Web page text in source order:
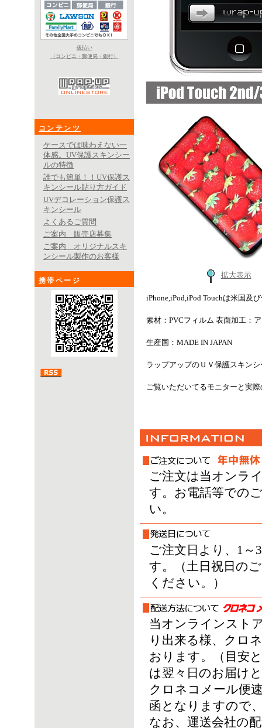
後払い
（コンビニ・郵便局・銀行）
コンテンツ
ケースでは味わえない一
体感。UV保護スキンシー
ルの特徴
誰でも簡単！！UV保護ス
キンシール貼り方ガイド
UVデコレーション保護ス
キンシール
よくあるご質問
ご案内 販売店募集
ご案内 オリジナルスキ
ンシール製作のお客様
携帯ページ
拡大表示
iPhone,iPod,iPod Touchは米国及
素材：PVCフィルム 表面加工：
生産国：MADE IN JAPAN
ラップアップのＵＶ保護スキン
ご覧いただいてるモニターと実
ご注文は当オンラ
す。お電話等での
い。
ご注文日より、1～
す。（土日祝日の
ください。）
当オンラインスト
り出来る様、クロ
おります。（目安
は翌々日のお届け
クロネコメール便
函となりますので
なお、運送会社の